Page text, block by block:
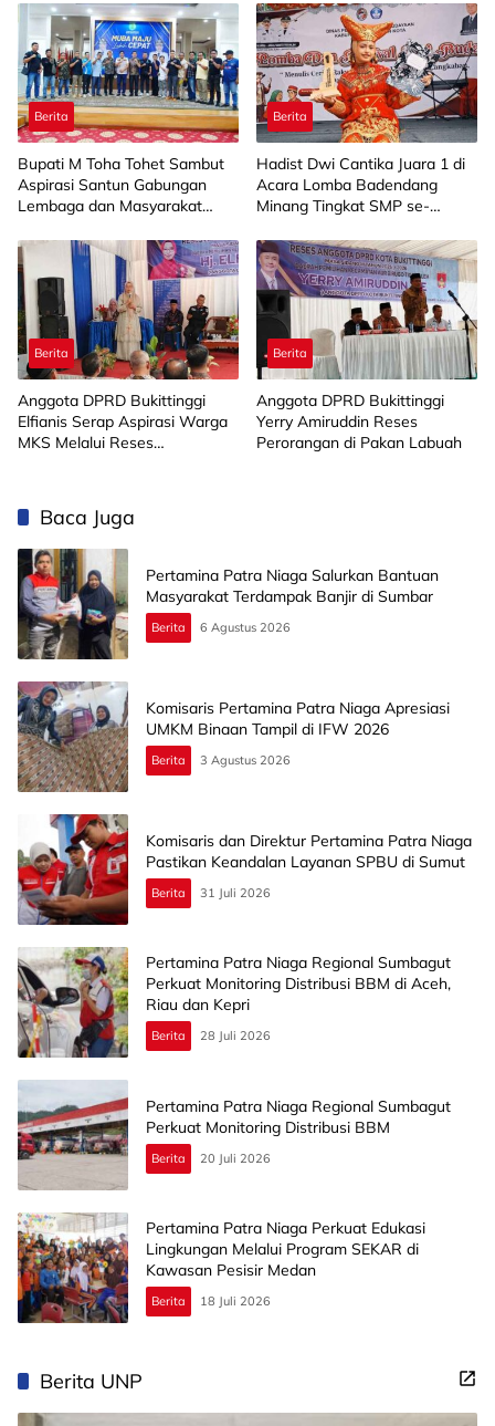
kepada 15 KWT
Berita
Bupati M Toha Tohet Sambut
Aspirasi Santun Gabungan
Lembaga dan Masyarakat
Berita
Hadist Dwi Cantika Juara 1 di
Acara Lomba Badendang
Minang Tingkat SMP se-
Berita
Anggota DPRD Bukittinggi
Elfianis Serap Aspirasi Warga
MKS Melalui Reses
Berita
Anggota DPRD Bukittinggi
Yerry Amiruddin Reses
Perorangan di Pakan Labuah
Baca Juga
Pertamina Patra Niaga Salurkan Bantuan
Masyarakat Terdampak Banjir di Sumbar
Berita 6 Agustus 2026
Komisaris Pertamina Patra Niaga Apresiasi
UMKM Binaan Tampil di IFW 2026
Berita 3 Agustus 2026
Komisaris dan Direktur Pertamina Patra Niaga
Pastikan Keandalan Layanan SPBU di Sumut
Berita 31 Juli 2026
Pertamina Patra Niaga Regional Sumbagut
Perkuat Monitoring Distribusi BBM di Aceh,
Riau dan Kepri
Berita 28 Juli 2026
Pertamina Patra Niaga Regional Sumbagut
Perkuat Monitoring Distribusi BBM
Berita 20 Juli 2026
Pertamina Patra Niaga Perkuat Edukasi
Lingkungan Melalui Program SEKAR di
Kawasan Pesisir Medan
Berita 18 Juli 2026
Berita UNP